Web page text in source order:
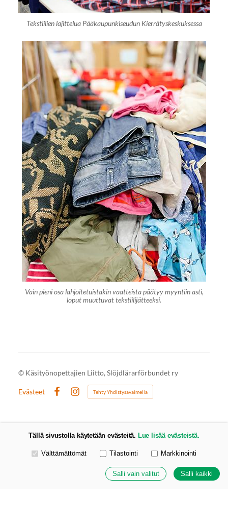
Tekstiilien lajittelua Pääkaupunkiseudun Kierrätyskeskuksessa
Vain pieni osa lahjoitetuistakin vaatteista päätyy myyntiin asti,
loput muuttuvat tekstiilijätteeksi.
© Käsityönopettajien Liitto, Slöjdlärarförbundet ry
Evästeet
Instagram
Tehty Yhdistysavaimella
Tällä sivustolla käytetään evästeitä. Lue lisää evästeistä.
Valitse käytettävät evästeet
Välttämättömät Tilastointi Markkinointi
Salli vain valitut Salli kaikki